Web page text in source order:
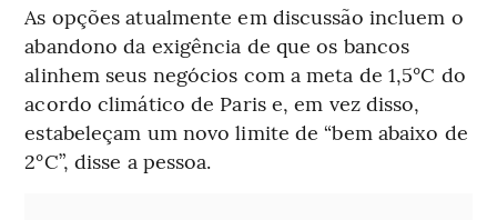
As opções atualmente em discussão incluem o
abandono da exigência de que os bancos
alinhem seus negócios com a meta de 1,5°C do
acordo climático de Paris e, em vez disso,
estabeleçam um novo limite de “bem abaixo de
2°C”, disse a pessoa.